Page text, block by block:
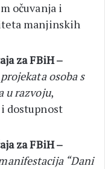
očuvanja i
manjinskih
za FBiH –
osoba s
u razvoju,
dostupnost
za FBiH –
“Dani